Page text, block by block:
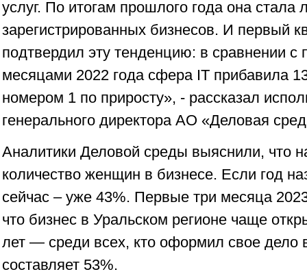
услуг. По итогам прошлого года она стала
зарегистрированных бизнесов. И первый
подтвердил эту тенденцию: в сравнении
месяцами 2022 года сфера IT прибавила
номером 1 по приросту», - рассказал
генерального директора АО «Деловая
Аналитики Деловой среды выяснили, что
количество женщин в бизнесе. Если год
сейчас – уже 43%. Первые три месяца
что бизнес в Уральском регионе чаще
лет — среди всех, кто оформил свое дело
составляет 53%.